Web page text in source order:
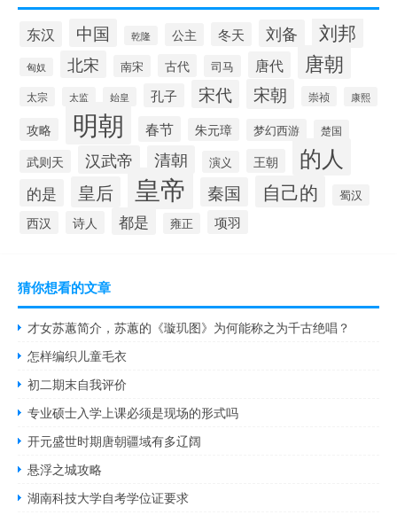
东汉 中国 乾隆 公主 冬天 刘备 刘邦
匈奴 北宋 南宋 古代 司马 唐代 唐朝
太宗 太监 始皇 孔子 宋代 宋朝 崇祯 康熙
攻略 明朝 春节 朱元璋 梦幻西游 楚国
武则天 汉武帝 清朝 演义 王朝 的人
的是 皇后 皇帝 秦国 自己的 蜀汉
西汉 诗人 都是 雍正 项羽
猜你想看的文章
才女苏蕙简介，苏蕙的《璇玑图》为何能称之为千古绝唱？
怎样编织儿童毛衣
初二期末自我评价
专业硕士入学上课必须是现场的形式吗
开元盛世时期唐朝疆域有多辽阔
悬浮之城攻略
湖南科技大学自考学位证要求